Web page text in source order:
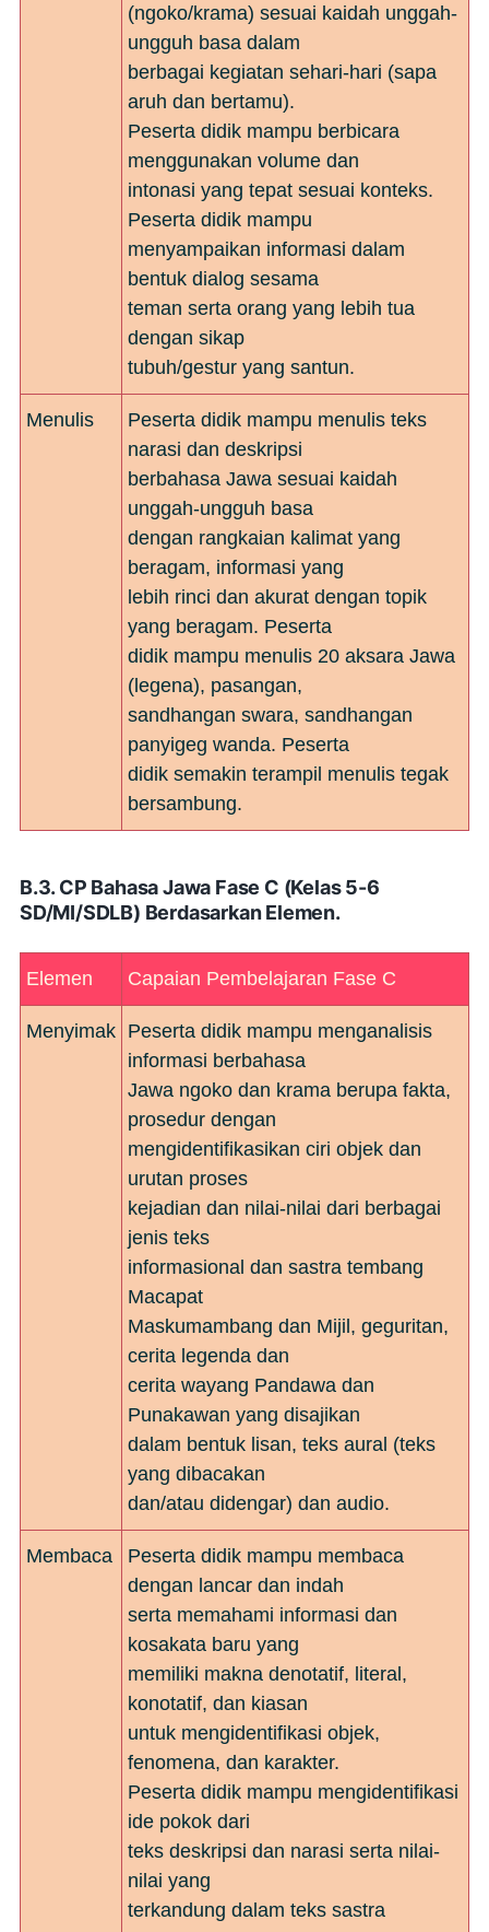
(ngoko/krama) sesuai kaidah unggah-
ungguh basa dalam
berbagai kegiatan sehari-hari (sapa
aruh dan bertamu).
Peserta didik mampu berbicara
menggunakan volume dan
intonasi yang tepat sesuai konteks.
Peserta didik mampu
menyampaikan informasi dalam
bentuk dialog sesama
teman serta orang yang lebih tua
dengan sikap
tubuh/gestur yang santun.
Menulis
Peserta didik mampu menulis teks
narasi dan deskripsi
berbahasa Jawa sesuai kaidah
unggah-ungguh basa
dengan rangkaian kalimat yang
beragam, informasi yang
lebih rinci dan akurat dengan topik
yang beragam. Peserta
didik mampu menulis 20 aksara Jawa
(legena), pasangan,
sandhangan swara, sandhangan
panyigeg wanda. Peserta
didik semakin terampil menulis tegak
bersambung.
B.3. CP Bahasa Jawa Fase C (Kelas 5-6
SD/MI/SDLB) Berdasarkan Elemen.
Elemen Capaian Pembelajaran Fase C
Menyimak Peserta didik mampu menganalisis
informasi berbahasa
Jawa ngoko dan krama berupa fakta,
prosedur dengan
mengidentifikasikan ciri objek dan
urutan proses
kejadian dan nilai-nilai dari berbagai
jenis teks
informasional dan sastra tembang
Macapat
Maskumambang dan Mijil, geguritan,
cerita legenda dan
cerita wayang Pandawa dan
Punakawan yang disajikan
dalam bentuk lisan, teks aural (teks
yang dibacakan
dan/atau didengar) dan audio.
Membaca
Peserta didik mampu membaca
dengan lancar dan indah
serta memahami informasi dan
kosakata baru yang
memiliki makna denotatif, literal,
konotatif, dan kiasan
untuk mengidentifikasi objek,
fenomena, dan karakter.
Peserta didik mampu mengidentifikasi
ide pokok dari
teks deskripsi dan narasi serta nilai-
nilai yang
terkandung dalam teks sastra